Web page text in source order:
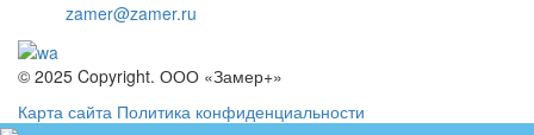
zamer@zamer.ru
© 2025 Copyright. ООО «Замер+»
Карта сайта Политика конфиденциальности